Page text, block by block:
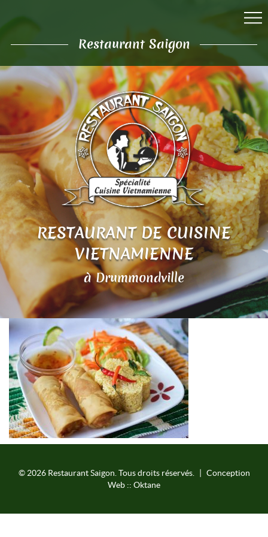
Restaurant Saigon
RESTAURANT DE CUISINE
VIETNAMIENNE
à Drummondville
© 2026Restaurant Saigon. Tous droits réservés. | Conception
Web :: Oktane